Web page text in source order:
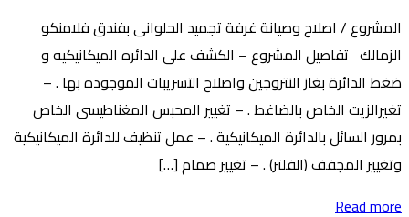
المشروع / اصلاح وصيانة غرفة تجميد الحلوانى بفندق فلامنكو
الزمالك تفاصيل المشروع – الكشف على الدائره الميكانيكيه و
ضغط الدائرة بغاز النتروجين واصلاح التسريبات الموجوده بها . –
تغيرالزيت الخاص بالضاغط . – تغيير المحبس المغناطيسى الخاص
بمرور السائل بالدائرة الميكانيكية . – عمل تنظيف للدائرة الميكانيكية
وتغيير المجفف (الفلتر) . – تغيير صمام […]
Read more